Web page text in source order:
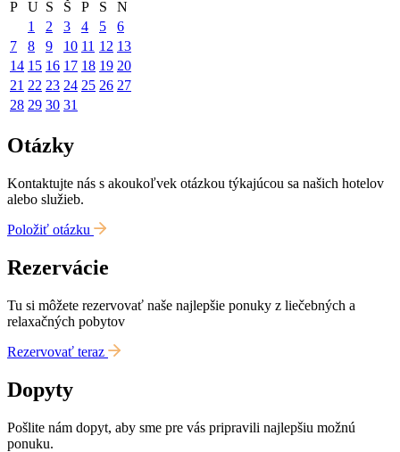
P U S Š P S
N
1
2 3 4 5
6
7
8 9 10 11 12 13
14 15 16 17 18 19 20
21 22 23 24 25 26 27
28 29 30 31
Otázky
Kontaktujte nás s akoukoľvek otázkou týkajúcou sa našich hotelov
alebo služieb.
Položiť otázku
Rezervácie
Tu si môžete rezervovať naše najlepšie ponuky z liečebných a
relaxačných pobytov
Rezervovať teraz
Dopyty
Pošlite nám dopyt, aby sme pre vás pripravili najlepšiu možnú
ponuku.